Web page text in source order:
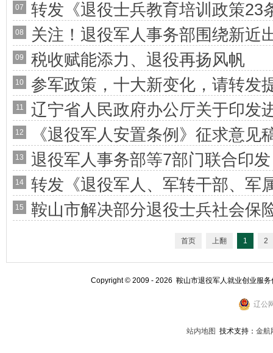
来了
07 转发《退役士兵教育培训政策23
08 关注！退役军人事务部围绕新近
09 税收赋能添力、退役再扬风帆
10 参军政策，十大新变化，请转发
11
辽宁省人民政府办公厅关于印发
和个体工商户纾困帮扶力度的政
12 《退役军人安置条例》征求意见
13
退役军人事务部等7部门联合印
作的指导意见》（附政策解读）
14 转发《退役军人、军转干部、军
15 鞍山市解决部分退役士兵社会保
首页 上翻 1 2
Copyright © 2009 - 2026 鞍山市退役军人就业创业服
辽公
站内地图 技术支持： 金航